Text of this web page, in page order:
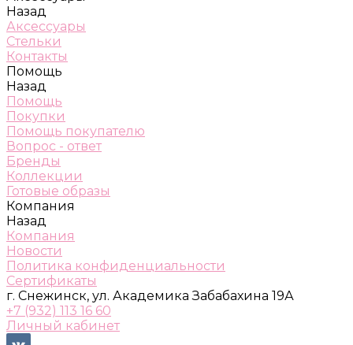
Назад
Аксессуары
Стельки
Контакты
Помощь
Назад
Помощь
Покупки
Помощь покупателю
Вопрос - ответ
Бренды
Коллекции
Готовые образы
Компания
Назад
Компания
Новости
Политика конфиденциальности
Сертификаты
г. Снежинск, ул. Академика Забабахина 19А
+7 (932) 113 16 60
Личный кабинет